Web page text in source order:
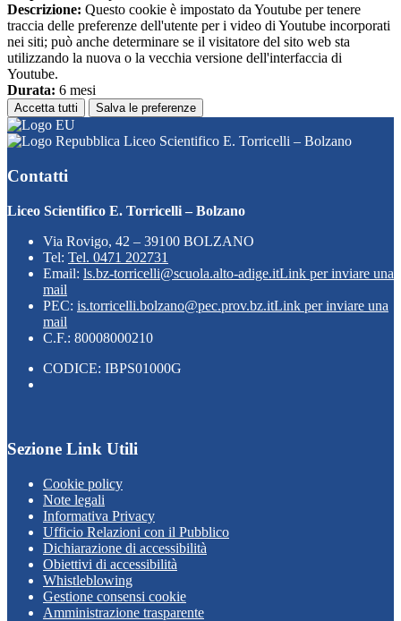
Descrizione: Questo cookie è impostato da Youtube per tenere
traccia delle preferenze dell'utente per i video di Youtube incorporati
nei siti; può anche determinare se il visitatore del sito web sta
utilizzando la nuova o la vecchia versione dell'interfaccia di
Youtube.
Durata: 6 mesi
Accetta tutti Salva le preferenze
Liceo Scientifico E. Torricelli – Bolzano
Contatti
Liceo Scientifico E. Torricelli – Bolzano
Via Rovigo, 42 – 39100 BOLZANO
Tel: Tel. 0471 202731
Email: ls.bz-torricelli@scuola.alto-adige.itLink per inviare una
mail
PEC: is.torricelli.bolzano@pec.prov.bz.itLink per inviare una
mail
C.F.: 80008000210
CODICE: IBPS01000G
Sezione Link Utili
Cookie policy
Note legali
Informativa Privacy
Ufficio Relazioni con il Pubblico
Dichiarazione di accessibilità
Obiettivi di accessibilità
Whistleblowing
Gestione consensi cookie
Amministrazione trasparente